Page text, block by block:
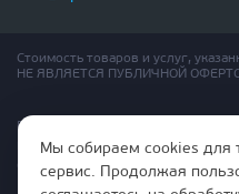
Стоимость товаров и услуг,
НЕ ЯВЛЯЕТСЯ ПУБЛИЧНОЙ
Правила эксплутации входных и
Политика обработки
Согласие на обработку
Мы собираем cookies для
сервис. Продолжая